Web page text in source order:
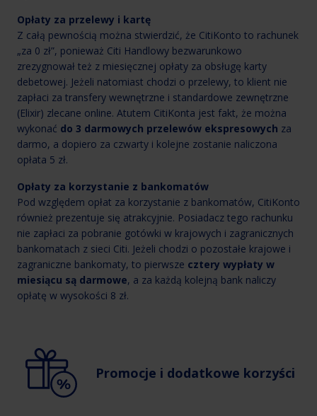
Opłaty za przelewy i kartę
Z całą pewnością można stwierdzić, że CitiKonto to rachunek
„za 0 zł”, ponieważ Citi Handlowy bezwarunkowo
zrezygnował też z miesięcznej opłaty za obsługę karty
debetowej. Jeżeli natomiast chodzi o przelewy, to klient nie
zapłaci za transfery wewnętrzne i standardowe zewnętrzne
(Elixir) zlecane online. Atutem CitiKonta jest fakt, że można
wykonać do 3 darmowych przelewów ekspresowych za
darmo, a dopiero za czwarty i kolejne zostanie naliczona
opłata 5 zł.
Opłaty za korzystanie z bankomatów
Pod względem opłat za korzystanie z bankomatów, CitiKonto
również prezentuje się atrakcyjnie. Posiadacz tego rachunku
nie zapłaci za pobranie gotówki w krajowych i zagranicznych
bankomatach z sieci Citi. Jeżeli chodzi o pozostałe krajowe i
zagraniczne bankomaty, to pierwsze cztery wypłaty w
miesiącu są darmowe, a za każdą kolejną bank naliczy
opłatę w wysokości 8 zł.
Promocje i dodatkowe korzyści